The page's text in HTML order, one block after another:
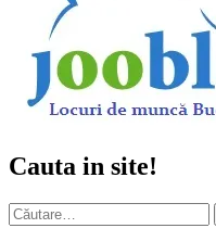
Cauta in site!
Caută
după: